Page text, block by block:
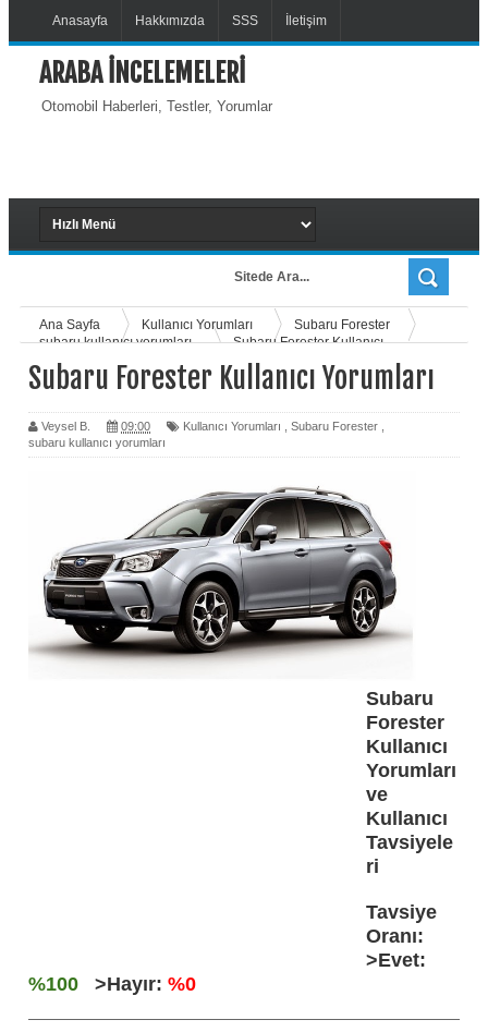
Anasayfa Hakkımızda SSS İletişim
ARABA İNCELEMELERİ
Otomobil Haberleri, Testler, Yorumlar
Ana Sayfa Kullanıcı Yorumları
Subaru Forester
subaru kullanıcı yorumları
Subaru Forester Kullanıcı
Subaru Forester Kullanıcı Yorumları
Veysel B. 09:00 Kullanıcı Yorumları Subaru Forester
subaru kullanıcı yorumları
Subaru
Forester
Kullanıcı
Yorumları
ve
Kullanıcı
Tavsiyele
ri
Tavsiye
Oranı:
>Evet:
%100 >Hayır: %0